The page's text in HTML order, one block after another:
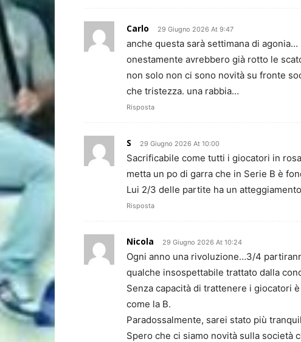
Carlo 29 Giugno 2026 At 9:47
anche questa sarà settimana di agonia…
onestamente avrebbero già rotto le
non solo non ci sono novità su fronte
che tristezza. una rabbia…
Risposta
S 29 Giugno 2026 At 10:00
Sacrificabile come tutti i giocatori in
metta un po di garra che in Serie B è
Lui 2/3 delle partite ha un
Risposta
Nicola 29 Giugno 2026 At 10:24
Ogni anno una rivoluzione…3/4
qualche insospettabile trattato dalla
Senza capacità di trattenere i giocatori
come la B.
Paradossalmente, sarei stato più
Spero che ci siamo novità sulla società